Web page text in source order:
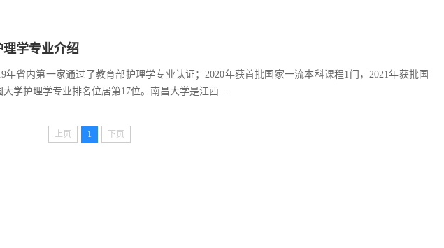
学专业介绍
年省内第一家通过了教育部护理学专业认证；2020年获首批国家一流本科课程1门，2021年获批国
学护理学专业排名位居第17位。南昌大学是江西...
上页 1 下页